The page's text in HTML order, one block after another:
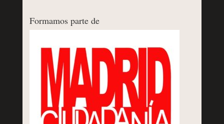
Formamos parte de